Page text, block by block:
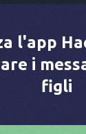
l'app
i
figli